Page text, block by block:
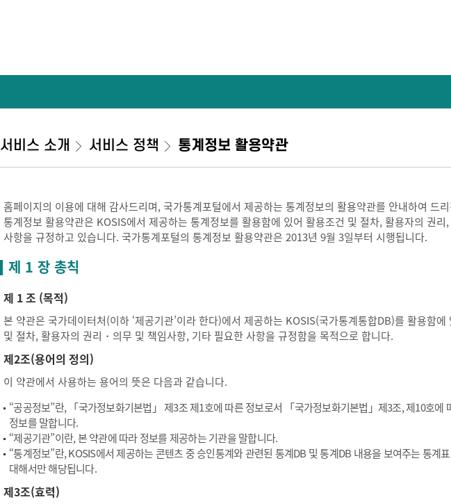
서비스 소개 서비스 정책 통계정보 활용약관
홈페이지의 이용에 대해 감사드리며, 국가통계포털에서 제공하는 통계정보의 활용약관를 안내하여 드
통계정보 활용약관은 KOSIS에서 제공하는 통계정보를 활용함에 있어 활용조건 및 절차, 활용자의 권
사항을 규정하고 있습니다. 국가통계포털의 통계정보 활용약관은 2013년 9월 3일부터 시행됩니다.
제 1 장 총칙
제 1 조 (목적)
본 약관은 국가데이터처(이하 ‘제공기관’이라 한다)에서 제공하는 KOSIS(국가통계통합DB)를 활용함
및 절차, 활용자의 권리・의무 및 책임사항, 기타 필요한 사항을 규정함을 목적으로 합니다.
제2조(용어의 정의)
이 약관에서 사용하는 용어의 뜻은 다음과 같습니다.
“공공정보”란, 「국가정보화기본법」 제3조 제1호에 따른 정보로서 「국가정보화기본법」제3조, 제10호에
정보를 말합니다.
“제공기관”이란, 본 약관에 따라 정보를 제공하는 기관을 말합니다.
“통계정보”란, KOSIS에서 제공하는 콘텐츠 중 승인통계와 관련된 통계DB 및 통계DB 내용을 보여주는 통계
대해서만 해당됩니다.
제3조(효력)